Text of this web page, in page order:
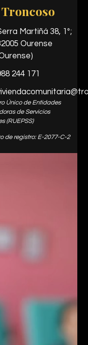
Troncoso
Martiñá 38, 1º;
Ourense
244 171
Único de Entidades
de Servicios
(RUEPSS)
de registro: E-2077-C-2